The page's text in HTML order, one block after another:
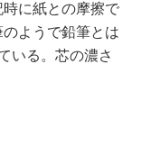
に紙との摩擦で
ようで鉛筆とは
いる。芯の濃さ